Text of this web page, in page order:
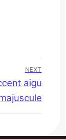
NEXT
aigu